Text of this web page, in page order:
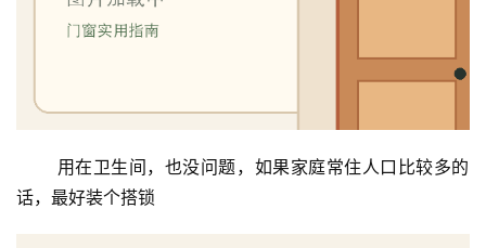
话，最好装个搭锁